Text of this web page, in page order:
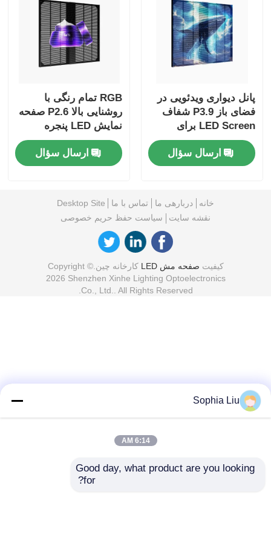
پانل دیواری ویدئویی در
فضای باز P3.9 شفاف
LED Screen برای
علامت گذاری دیجیتال با
وضوح بالاارسال سؤال
RGB تمام رنگی با
روشنایی بالا P2.6 صفحه
نمایش LED پنجره
تجاری نمایش تبلیغاتی
برای خرده فروشی و
جواهر فروشی
ارسال سؤال
خانه دربارهی ما تماس با ما
Desktop Site
نقشه سایت
سیاست حفظ حریم خصوصی
کیفیت صفحه مش LED
کارخانه چین.Copyright ©
2026 Shenzhen Xinhe Lighting Optoelectronics
Co., Ltd.. All Rights Reserved.
Sophia Liu
6:14 AM
Good day, what product are you looking
for?